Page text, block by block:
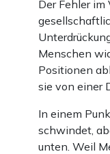
Der Fehler im
Menschen
Positionen
sie von einer
In einem
schwindet,
unten. Weil